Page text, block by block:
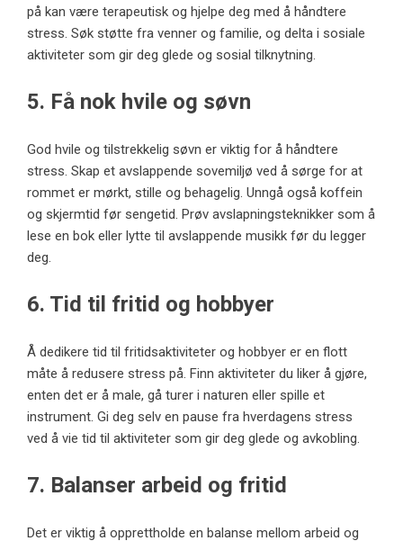
på kan være terapeutisk og hjelpe deg med å håndtere
stress. Søk støtte fra venner og familie, og delta i sosiale
aktiviteter som gir deg glede og sosial tilknytning.
5. Få nok hvile og søvn
God hvile og tilstrekkelig søvn er viktig for å håndtere
stress. Skap et avslappende sovemiljø ved å sørge for at
rommet er mørkt, stille og behagelig. Unngå også koffein
og skjermtid før sengetid. Prøv avslapningsteknikker som å
lese en bok eller lytte til avslappende musikk før du legger
deg.
6. Tid til fritid og hobbyer
Å dedikere tid til fritidsaktiviteter og hobbyer er en flott
måte å redusere stress på. Finn aktiviteter du liker å gjøre,
enten det er å male, gå turer i naturen eller spille et
instrument. Gi deg selv en pause fra hverdagens stress
ved å vie tid til aktiviteter som gir deg glede og avkobling.
7. Balanser arbeid og fritid
Det er viktig å opprettholde en balanse mellom arbeid og